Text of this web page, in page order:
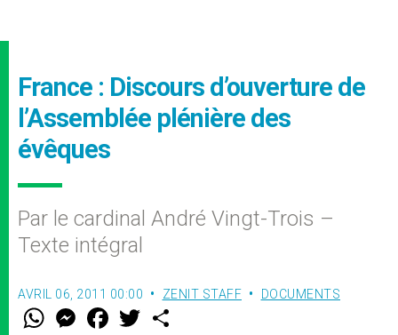
France : Discours d’ouverture de
l’Assemblée plénière des
évêques
Par le cardinal André Vingt-Trois –
Texte intégral
AVRIL 06, 2011 00:00 ZENIT STAFF DOCUMENTS
W M
e
F
a w